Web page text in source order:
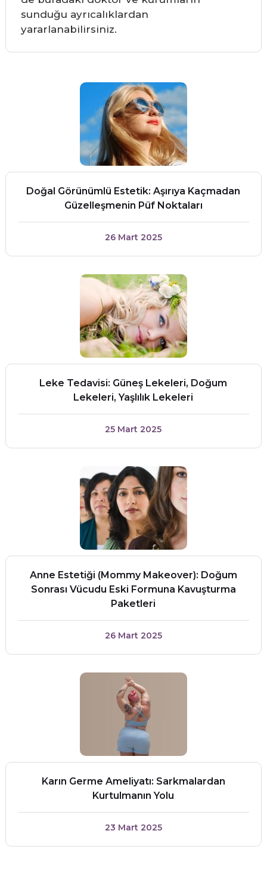
sunduğu ayrıcalıklardan
yararlanabilirsiniz.
Doğal Görünümlü Estetik: Aşırıya Kaçmadan
Güzelleşmenin Püf Noktaları
26 Mart 2025
Leke Tedavisi: Güneş Lekeleri, Doğum
Lekeleri, Yaşlılık Lekeleri
25 Mart 2025
Anne Estetiği (Mommy Makeover): Doğum
Sonrası Vücudu Eski Formuna Kavuşturma
Paketleri
26 Mart 2025
Karın Germe Ameliyatı: Sarkmalardan
Kurtulmanın Yolu
23 Mart 2025